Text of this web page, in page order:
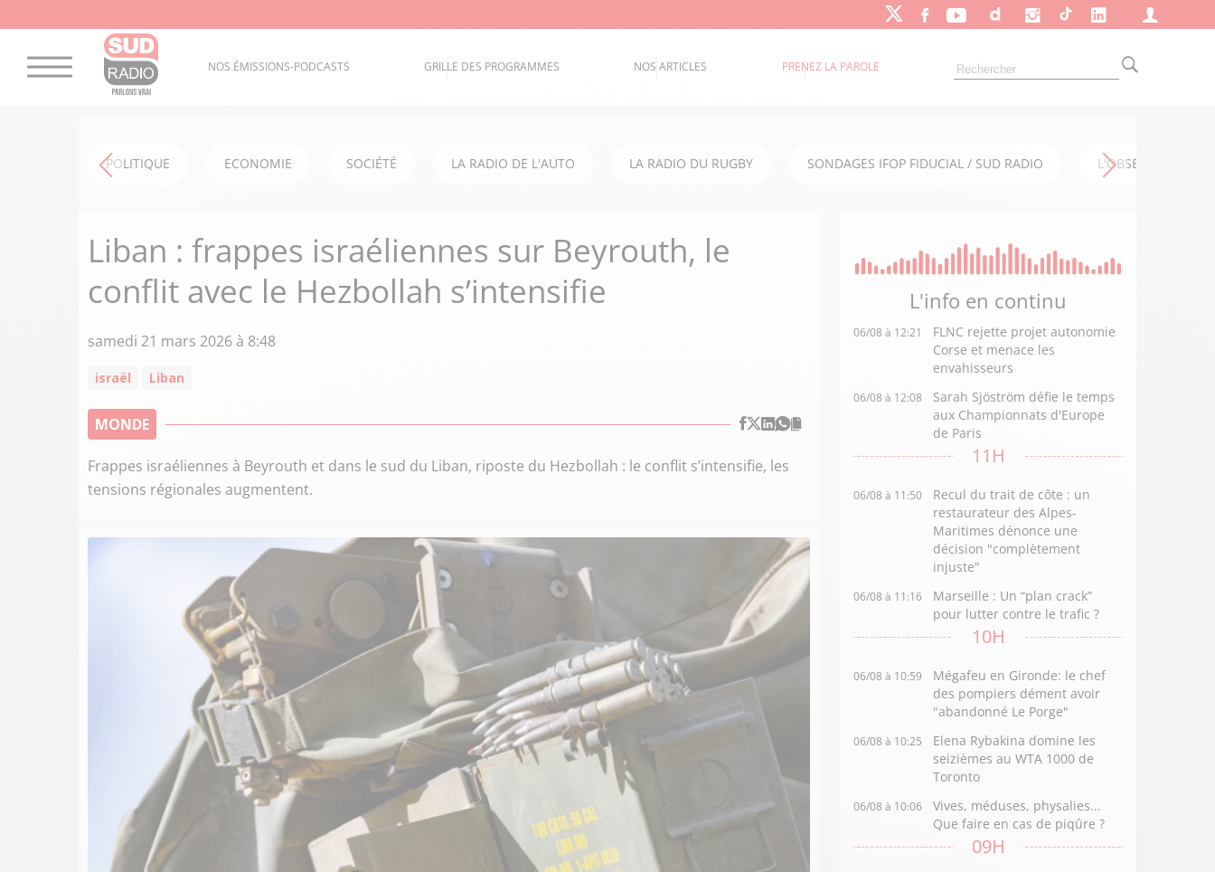
NOS ÉMISSIONS-PODCASTS GRILLE DES PROGRAMMES NOS ARTICLES PRENEZ LA PAROLE
POLITIQUE ECONOMIE SOCIÉTÉ LA RADIO DE L'AUTO LA RADIO DU RUGBY SONDAGES IFOP FIDUCIAL / SUD RADIO L'OBSERVATOIRE
Liban : frappes israéliennes sur Beyrouth, le
conflit avec le Hezbollah s’intensifie
samedi 21 mars 2026 à 8:48
israël Liban
MONDE
Frappes israéliennes à Beyrouth et dans le sud du Liban, riposte du Hezbollah : le conflit s’intensifie, les
tensions régionales augmentent.
L'info en continu
06/08 à 12:21
FLNC rejette projet autonomie
Corse et menace les
envahisseurs
06/08 à 12:08
Sarah Sjöström défie le temps
aux Championnats d'Europe
de Paris
11H
06/08 à 11:50
Recul du trait de côte : un
restaurateur des Alpes-
Maritimes dénonce une
décision "complètement
injuste"
06/08 à 11:16
Marseille : Un “plan crack”
pour lutter contre le trafic ?
10H
06/08 à 10:59
Mégafeu en Gironde: le chef
des pompiers dément avoir
"abandonné Le Porge"
06/08 à 10:25
Elena Rybakina domine les
seizièmes au WTA 1000 de
Toronto
06/08 à 10:06
Vives, méduses, physalies...
Que faire en cas de piqûre ?
09H